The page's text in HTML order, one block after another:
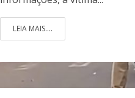
LEIA MAIS....